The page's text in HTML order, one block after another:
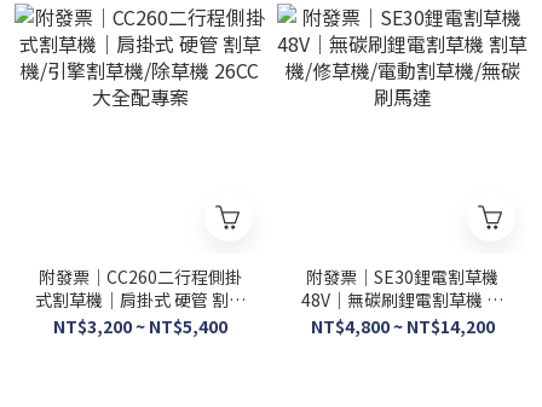
附發票｜CC260二行程側掛
式割草機｜肩掛式 硬管 割草
機/引擎割草機/除草機 26CC
NT$3,200 ~ NT$5,400
附發票｜SE30鋰電割草機
48V｜無碳刷鋰電割草機 割
草機/修草機/電動割草機/無
NT$4,800 ~ NT$14,200